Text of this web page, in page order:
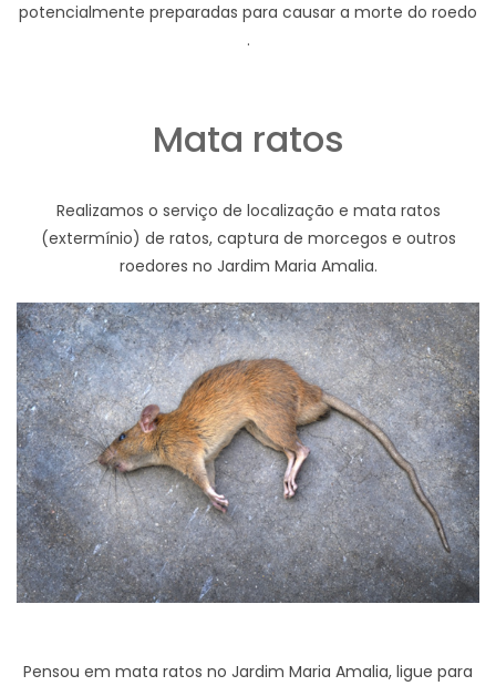
potencialmente preparadas para causar a morte do roedo
.
Mata ratos
Realizamos o serviço de localização e mata ratos
(extermínio) de ratos, captura de morcegos e outros
roedores no Jardim Maria Amalia.
Pensou em mata ratos no Jardim Maria Amalia, ligue para